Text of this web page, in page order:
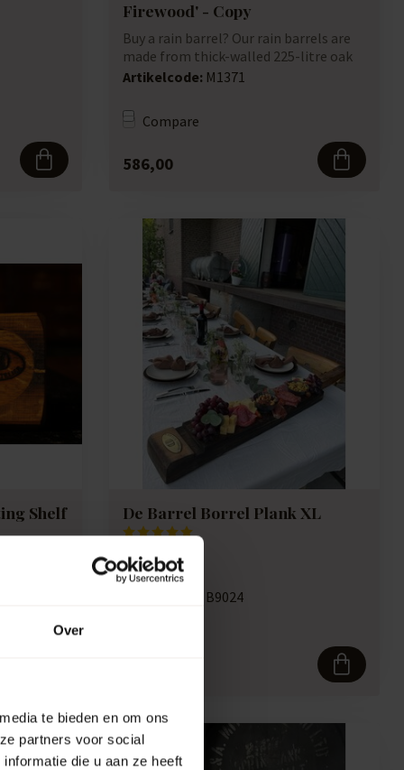
Over
te bieden en om ons
partners voor social
die u aan ze heeft
Firewood' - Copy
Buy a rain barrel? Our rain barrels are
made from thick-walled 225-litre oak
win...
Artikelcode: M1371
Compare
586,00
Shelf
De Barrel Borrel Plank XL
B9024